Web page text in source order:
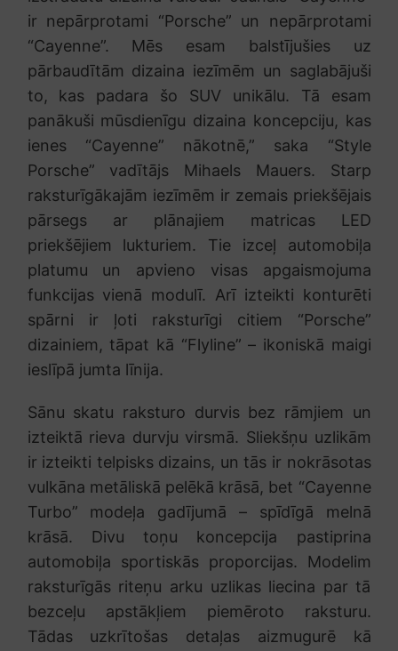
ir nepārprotami “Porsche” un nepārprotami
“Cayenne”. Mēs esam balstījušies uz
pārbaudītām dizaina iezīmēm un saglabājuši
to, kas padara šo SUV unikālu. Tā esam
panākuši mūsdienīgu dizaina koncepciju, kas
ienes “Cayenne” nākotnē,” saka “Style
Porsche” vadītājs Mihaels Mauers. Starp
raksturīgākajām iezīmēm ir zemais priekšējais
pārsegs ar plānajiem matricas LED
priekšējiem lukturiem. Tie izceļ automobiļa
platumu un apvieno visas apgaismojuma
funkcijas vienā modulī. Arī izteikti konturēti
spārni ir ļoti raksturīgi citiem “Porsche”
dizainiem, tāpat kā “Flyline” – ikoniskā maigi
ieslīpā jumta līnija.
Sānu skatu raksturo durvis bez rāmjiem un
izteiktā rieva durvju virsmā. Sliekšņu uzlikām
ir izteikti telpisks dizains, un tās ir nokrāsotas
vulkāna metāliskā pelēkā krāsā, bet “Cayenne
Turbo” modeļa gadījumā – spīdīgā melnā
krāsā. Divu toņu koncepcija pastiprina
automobiļa sportiskās proporcijas. Modelim
raksturīgās riteņu arku uzlikas liecina par tā
bezceļu apstākļiem piemēroto raksturu.
Tādas uzkrītošas detaļas aizmugurē kā